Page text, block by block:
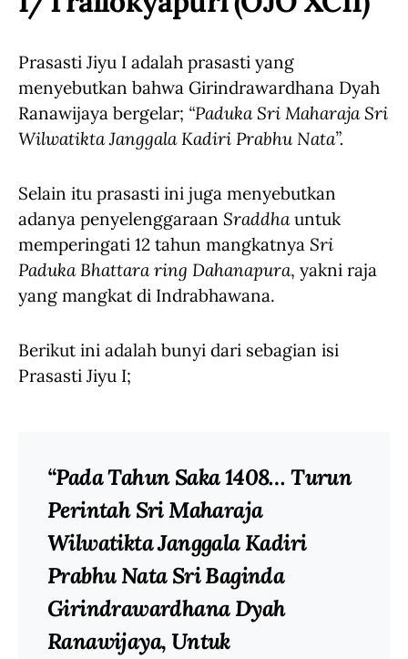
Prasasti Jiyu I adalah prasasti yang
menyebutkan bahwa Girindrawardhana Dyah
Ranawijaya bergelar; “Paduka Sri Maharaja Sri
Wilwatikta Janggala Kadiri Prabhu Nata”.
Selain itu prasasti ini juga menyebutkan
adanya penyelenggaraan Sraddhauntuk
memperingati 12 tahun mangkatnya Sri
Paduka Bhattara ring Dahanapura, yakni raja
yang mangkat di Indrabhawana.
Berikut ini adalah bunyi dari sebagian isi
Prasasti Jiyu I;
“Pada Tahun Saka 1408… Turun
Perintah Sri Maharaja
Wilwatikta Janggala Kadiri
Prabhu Nata Sri Baginda
Girindrawardhana Dyah
Ranawijaya, Untuk